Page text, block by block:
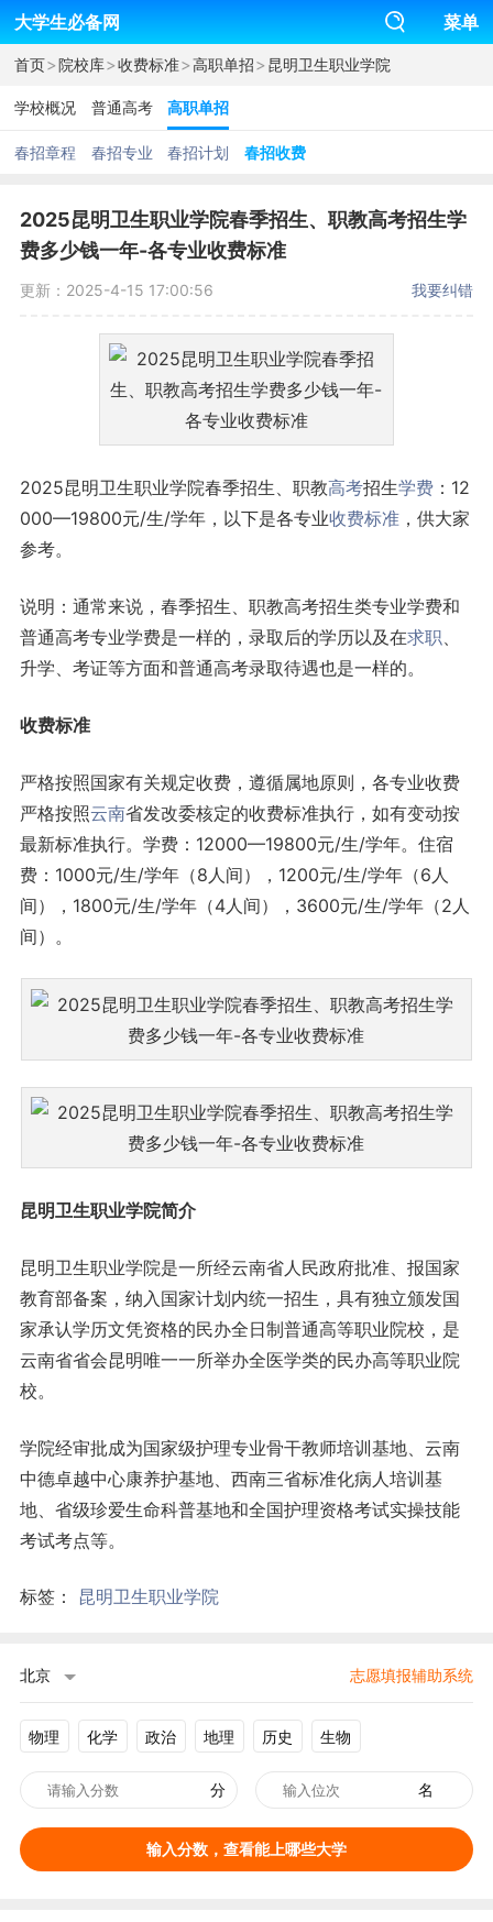
大学生必备网 菜单
首页>院校库>收费标准>高职单招>昆明卫生职业学院
学校概况 普通高考 高职单招
春招章程 春招专业 春招计划 春招收费
2025昆明卫生职业学院春季招生、职教高考招生学
费多少钱一年-各专业收费标准
更新：2025-4-15 17:00:56 我要纠错
2025昆明卫生职业学院春季招生、职教高考招生学费：12
000—19800元/生/学年，以下是各专业收费标准，供大家
参考。
说明：通常来说，春季招生、职教高考招生类专业学费和
普通高考专业学费是一样的，录取后的学历以及在求职、
升学、考证等方面和普通高考录取待遇也是一样的。
收费标准
严格按照国家有关规定收费，遵循属地原则，各专业收费
严格按照云南省发改委核定的收费标准执行，如有变动按
最新标准执行。学费：12000—19800元/生/学年。住宿
费：1000元/生/学年（8人间），1200元/生/学年（6人
间），1800元/生/学年（4人间），3600元/生/学年（2人
间）。
昆明卫生职业学院简介
昆明卫生职业学院是一所经云南省人民政府批准、报国家
教育部备案，纳入国家计划内统一招生，具有独立颁发国
家承认学历文凭资格的民办全日制普通高等职业院校，是
云南省省会昆明唯一一所举办全医学类的民办高等职业院
校。
学院经审批成为国家级护理专业骨干教师培训基地、云南
中德卓越中心康养护基地、西南三省标准化病人培训基
地、省级珍爱生命科普基地和全国护理资格考试实操技能
考试考点等。
标签： 昆明卫生职业学院
北京 志愿填报辅助系统
物理 化学 政治 地理 历史 生物
分 名
输入分数，查看能上哪些大学